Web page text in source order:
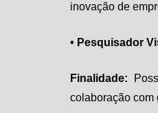
inovação de
• Pesquisador
Finalidade:
colaboração com